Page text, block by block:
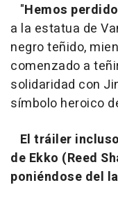
"Hemos
a la estatua de
negro teñido,
comenzado a
solidaridad con
símbolo heroico
El tráiler
de Ekko (Reed
poniéndose del